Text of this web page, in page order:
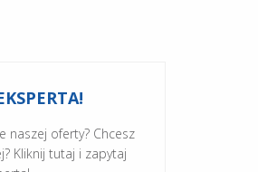
naszej oferty? Chcesz
Kliknij tutaj i zapytaj